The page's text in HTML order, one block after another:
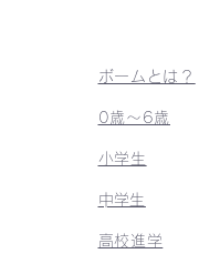
ボームとは？
0歳〜6歳
小学生
​中学生
高校進学